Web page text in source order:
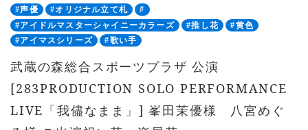
#声優
#オリジナル立て札
#
#アイドルマスターシャイニーカラーズ
#推し花
#黄色
#アイマスシリーズ
#歌い手
武蔵の森総合スポーツプラザ 公演
[283PRODUCTION SOLO PERFORMANCE
LIVE「我儘なまま」] 峯田茉優様 八宮めぐ